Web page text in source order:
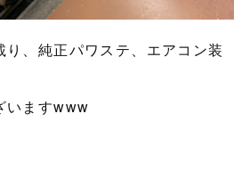
、純正パワステ、エアコン装
いますwww